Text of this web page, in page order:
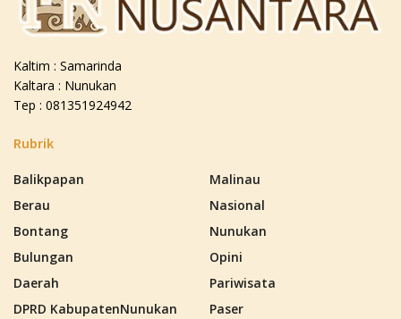
Kaltim : Samarinda
Kaltara : Nunukan
Tep : 081351924942
Rubrik
Balikpapan
Berau
Bontang
Bulungan
Daerah
DPRD KabupatenNunukan
Malinau
Nasional
Nunukan
Opini
Pariwisata
Paser